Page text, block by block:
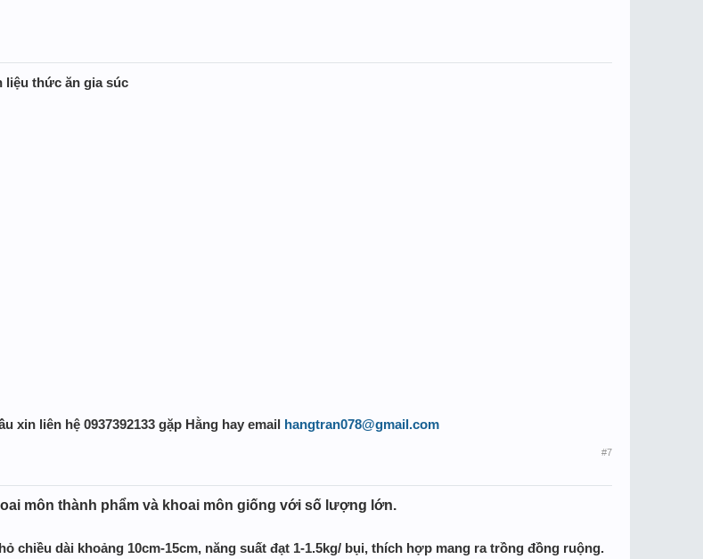
liệu thức ăn gia súc
xin liên hệ 0937392133 gặp Hằng hay email hangtran078@gmail.com
#7
môn thành phẩm và khoai môn giống với số lượng lớn.
chiều dài khoảng 10cm-15cm, năng suất đạt 1-1.5kg/ bụi, thích hợp mang ra trồng đồng ruộng.